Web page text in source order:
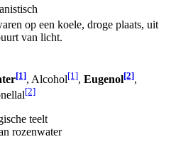
op een koele, droge plaats, uit
van licht.
[1], Alcohol[1], Eugenol[2],
[2]
teelt
rozenwater